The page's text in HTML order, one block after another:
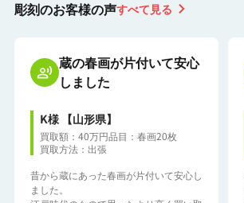
彫刻のお客様の声すべて見る
蔵の春画が片付いて安心
しました
K様 【山形県】
買取額：40万円品目：春画20枚
買取方法：出張
昔から蔵にあった春画が片付いて安心し
ました。